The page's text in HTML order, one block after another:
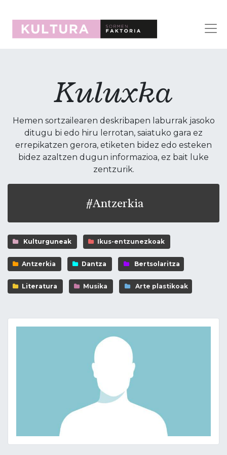
Kuluxka
Hemen sortzailearen deskribapen laburrak jasoko
ditugu bi edo hiru lerrotan, saiatuko gara ez
errepikatzen gerora, etiketen bidez edo esteken
bidez azaltzen dugun informazioa, ez bait luke
zentzurik.
#Antzerkia
Kulturguneak Ikus-entzunezkoak
Antzerkia Dantza Bertsolaritza
Literatura Musika Arte plastikoak